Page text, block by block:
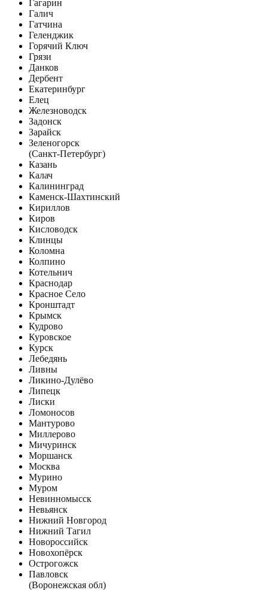
Гагарин
Галич
Гатчина
Геленджик
Горячий Ключ
Грязи
Данков
Дербент
Екатеринбург
Елец
Железноводск
Задонск
Зарайск
Зеленогорск
(Санкт-Петербург)
Казань
Калач
Калининград
Каменск-Шахтинский
Кириллов
Киров
Кисловодск
Клинцы
Коломна
Колпино
Котельнич
Краснодар
Красное Село
Кронштадт
Крымск
Кудрово
Куровское
Курск
Лебедянь
Ливны
Ликино-Дулёво
Липецк
Лиски
Ломоносов
Мантурово
Миллерово
Мичуринск
Моршанск
Москва
Мурино
Муром
Невинномысск
Невьянск
Нижний Новгород
Нижний Тагил
Новороссийск
Новохопёрск
Острогожск
Павловск
(Воронежская обл)